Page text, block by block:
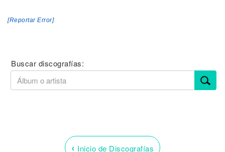
[Reportar Error]
Buscar discografías:
‹ Inicio de Discografías